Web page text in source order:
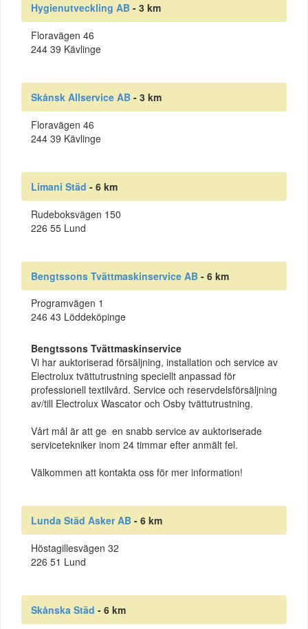
Hygienutveckling AB - 3 km
Floravägen 46
244 39 Kävlinge
Skånsk Allservice AB - 3 km
Floravägen 46
244 39 Kävlinge
Limani Städ - 6 km
Rudeboksvägen 150
226 55 Lund
Bengtssons Tvättmaskinservice AB - 6 km
Programvägen 1
246 43 Löddeköpinge
Bengtssons Tvättmaskinservice
Vi har auktoriserad försäljning, installation och service av
Electrolux tvättutrustning speciellt anpassad för
professionell textilvård. Service och reservdelsförsäljning
av/till Electrolux Wascator och Osby tvättutrustning.
Vårt mål är att ge en snabb service av auktoriserade
servicetekniker inom 24 timmar efter anmält fel.
Välkommen att kontakta oss för mer information!
Lunda Städ Asker AB - 6 km
Höstagillesvägen 32
226 51 Lund
Skånska Städ - 6 km